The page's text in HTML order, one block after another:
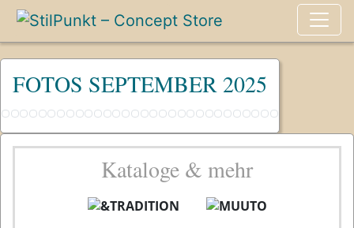
FOTOS SEPTEMBER 2025
Kataloge & mehr